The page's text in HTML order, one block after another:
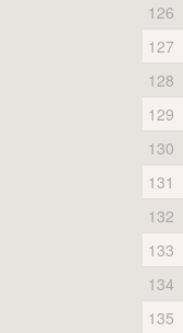
126
127
128
129
130
131
132
133
134
135